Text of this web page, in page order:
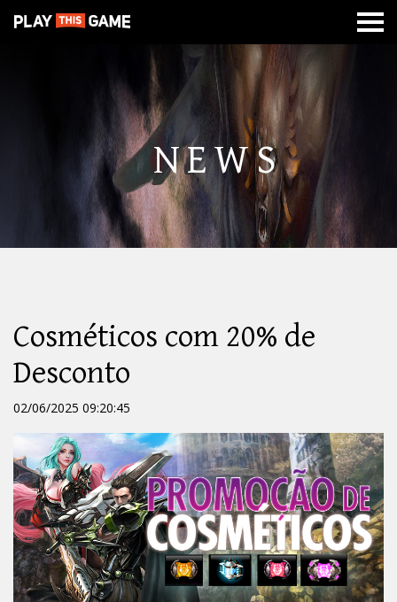
CLASSESCALABOUÇOS
MISSÃO
DE
GUERRA
NEWS
Cosméticos com 20% de
Desconto
02/06/2025 09:20:45